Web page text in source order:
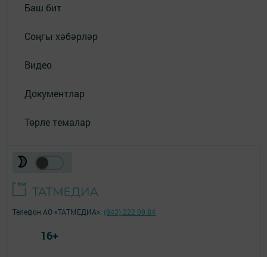
Баш бит
Соңгы хәбәрләр
Видео
Документлар
Төрле темалар
Телефон АО «ТАТМЕДИА»: (843) 222 09 84
16+